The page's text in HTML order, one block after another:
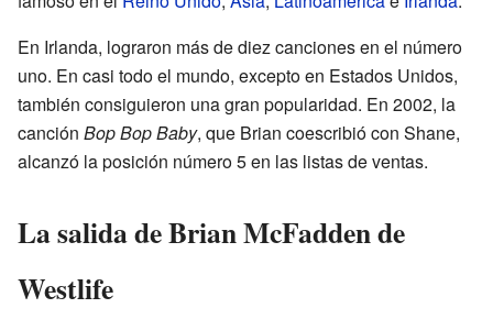
En Irlanda, lograron más de diez canciones en el número
uno. En casi todo el mundo, excepto en Estados Unidos,
también consiguieron una gran popularidad. En 2002, la
canción Bop Bop Baby, que Brian coescribió con Shane,
alcanzó la posición número 5 en las listas de ventas.
La salida de Brian McFadden de
Westlife